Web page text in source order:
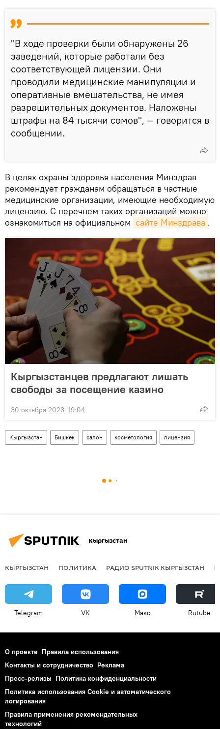
"В ходе проверки были обнаружены 26
заведений, которые работали без
соответствующей лицензии. Они
проводили медицинские манипуляции и
оперативные вмешательства, не имея
разрешительных документов. Наложены
штрафы на 84 тысячи сомов", — говорится в
сообщении.
В целях охраны здоровья населения Минздрав
рекомендует гражданам обращаться в частные
медицинские организации, имеющие необходимую
лицензию. С перечнем таких организаций можно
ознакомиться на официальном сайте Минздрава .
Кыргызстанцев предлагают лишать
свободы за посещение казино
30 октября 2023, 19:04
Кыргызстан Бишкек салон косметология лицензия
Кыргызстан
КЫРГЫЗСТАН ПОЛИТИКА РАДИО SPUTNIK КЫРГЫЗСТАН
Telegram VK Макс Rutube
О проекте Правила использования
Контакты и сотрудничество Реклама
Пресс-релизы Политика конфиденциальности
Политика использования Cookie и автоматического
логирования
Правила применения рекомендательных
технологий